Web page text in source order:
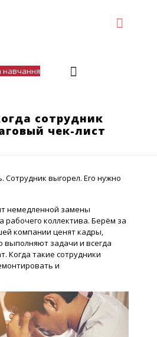
навчання
сотрудник
чек-лист
Сотрудник выгорел. Его нужно
немедленной замены
рабочего коллектива. Берём за
компании ценят кадры,
выполняют задачи и всегда
Когда такие сотрудники
и